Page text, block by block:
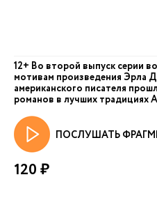
12+ Во второй выпуск серии
мотивам произведения Эрла
американского писателя
романов в лучших традициях
ПОСЛУШАТЬ
120 ₽